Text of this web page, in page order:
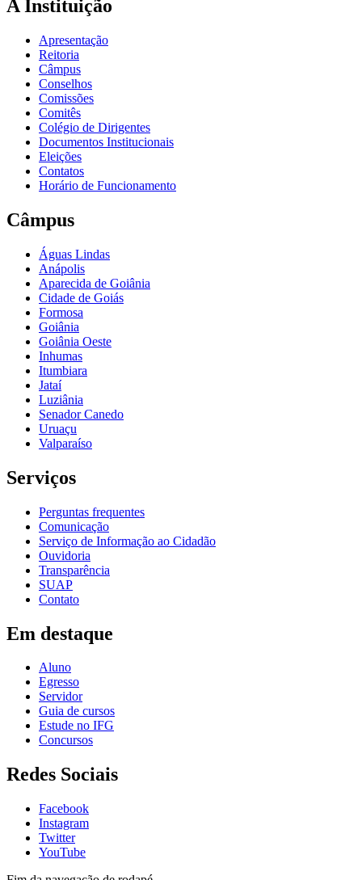
A Instituição
Apresentação
Reitoria
Câmpus
Conselhos
Comissões
Comitês
Colégio de Dirigentes
Documentos Institucionais
Eleições
Contatos
Horário de Funcionamento
Câmpus
Águas Lindas
Anápolis
Aparecida de Goiânia
Cidade de Goiás
Formosa
Goiânia
Goiânia Oeste
Inhumas
Itumbiara
Jataí
Luziânia
Senador Canedo
Uruaçu
Valparaíso
Serviços
Perguntas frequentes
Comunicação
Serviço de Informação ao Cidadão
Ouvidoria
Transparência
SUAP
Contato
Em destaque
Aluno
Egresso
Servidor
Guia de cursos
Estude no IFG
Concursos
Redes Sociais
Facebook
Instagram
Twitter
YouTube